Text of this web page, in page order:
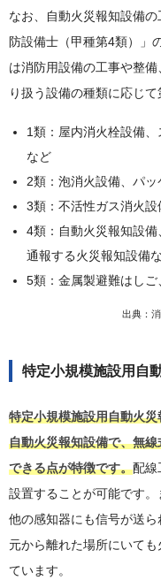
なお、自動火災報知設備
防設備士（甲種第4類）」
は消防用設備の工事や整
り扱う設備の種類に応じ
1類：屋内消火栓設備
など
2類：泡消火設備、パ
3類：不活性ガス消火
4類：自動火災報知設
通報する火災報知設備
5類：金属製避難はし
出典：
特定小規模施設用自
特定小規模施設用自動火
自動火災報知設備で、無
できる点が特徴です。配線
設置することが可能です
他の感知器にも信号が送
元から離れた場所にいて
ています。